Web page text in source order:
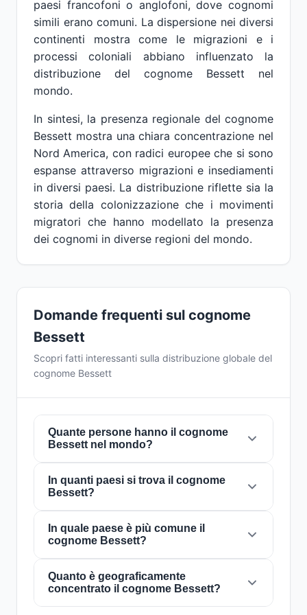
paesi francofoni o anglofoni, dove cognomi
simili erano comuni. La dispersione nei diversi
continenti mostra come le migrazioni e i
processi coloniali abbiano influenzato la
distribuzione del cognome Bessett nel
mondo.
In sintesi, la presenza regionale del cognome
Bessett mostra una chiara concentrazione nel
Nord America, con radici europee che si sono
espanse attraverso migrazioni e insediamenti
in diversi paesi. La distribuzione riflette sia la
storia della colonizzazione che i movimenti
migratori che hanno modellato la presenza
dei cognomi in diverse regioni del mondo.
Domande frequenti sul cognome
Bessett
Scopri fatti interessanti sulla distribuzione globale del
cognome Bessett
Quante persone hanno il cognome
Bessett nel mondo?
Attualmente ci sono circa430 personecon il
cognomeBessett
significa che circa 1 persona su18,604,651nel
mondo porta questo cognome. È presente in
paesi, il che riflette la sua distribuzione
globale.
In quanti paesi si trova il cognome
Bessett?
Il cognomeBessett è presente in 4 paesi
tutto il mondo. Questo lo classifica come un
cognome con portatalocale. La sua presenza
in più paesi indica schemi storici di migrazione
e dispersione familiare nel corso dei secoli.
In quale paese è più comune il
cognome Bessett?
Il cognomeBessettè più comune in
d'America, dove circa417 personelo portano.
Questo rappresenta il97%del totale mondiale
Quanto è geograficamente
concentrato il cognome Bessett?